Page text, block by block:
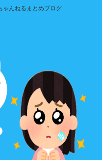
ゃんねるまとめブログ